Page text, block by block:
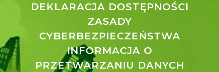
DEKLARACJA DOSTĘPNOŚCI
ZASADY
CYBERBEZPIECZEŃSTWA
INFORMACJA O
PRZETWARZANIU DANYCH